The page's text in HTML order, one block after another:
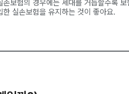
보험의 경우에는 세대를 거듭할수록
실손보험을 유지하는 것이 좋아요.